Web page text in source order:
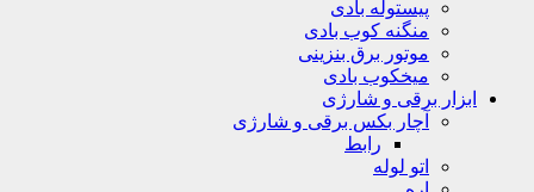
پیستوله بادی
منگنه کوب بادی
موتور برق بنزینی
میخکوب بادی
ابزار برقی و شارژی
آچار بکس برقی و شارژی
رابط
اتو لوله